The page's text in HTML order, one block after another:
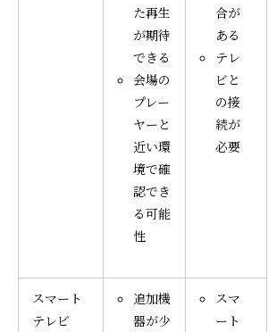
た再生
が期待
できる
会場の
プレー
ヤーと
近い環
境で確
認でき
る可能
性
合が
ある
テレ
ビと
の接
続が
必要
スマート
テレビ
追加機
器が少
スマ
ート